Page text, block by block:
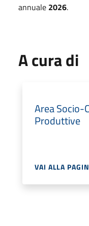
annuale 2026.
A cura di
Area
Produttive
VAI ALLA